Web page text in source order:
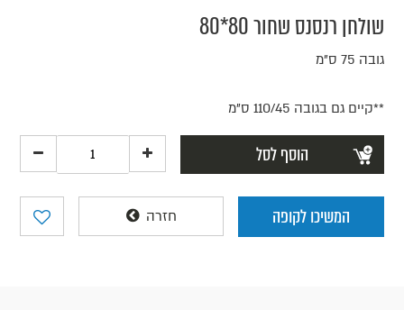
שולחן רנסנס שחור 80*80
גובה 75 ס"מ
**קיים גם בגובה 110/45 ס"מ
הוסף לסל
המשיכו לקופה חזרה